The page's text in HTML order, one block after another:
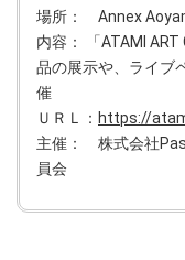
場所： Annex
内容： 「ATAMI
品の展示や、ライブ
催
ＵＲＬ： https://
主催： 株式会社
員会